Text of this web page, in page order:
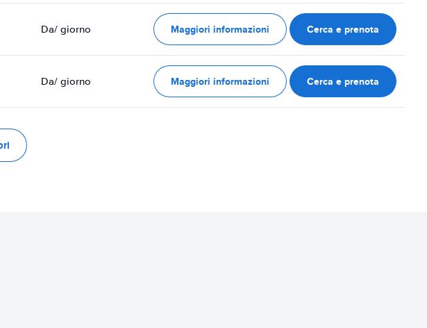
Da/ giorno Maggiori informazioni Cerca e prenota
Da/ giorno Maggiori informazioni Cerca e prenota